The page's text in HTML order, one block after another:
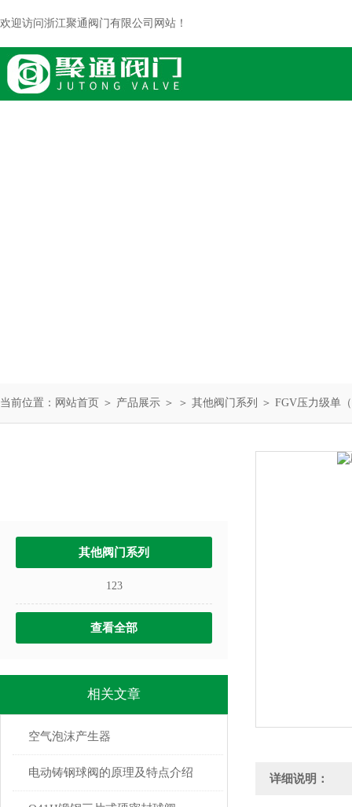
欢迎访问浙江聚通阀门有限公司网站！
当前位置： 网站首页 ＞ 产品展示 ＞ ＞ 其他阀门系列 ＞ FGV压力级单
其他阀门系列
123
查看全部
相关文章
空气泡沫产生器
电动铸钢球阀的原理及特点介绍 详细说明：